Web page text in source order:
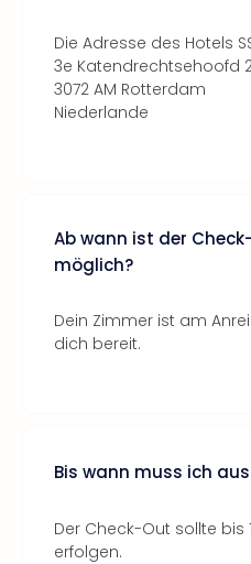
Die Adresse des Hotels
3e Katendrechtsehoofd
3072 AM Rotterdam
Niederlande
Ab wann ist der
möglich?
Dein Zimmer ist am
dich bereit.
Bis wann muss ich
Der Check-Out sollte bis
erfolgen.